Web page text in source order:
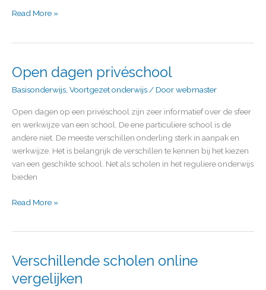
Read More »
Open dagen privéschool
Basisonderwijs Voortgezet onderwijs / Doorwebmaster
Open dagen op een privéschool zijn zeer informatief over de sfeer
en werkwijze van een school. De ene particuliere school is de
andere niet. De meeste verschillen onderling sterk in aanpak en
werkwijze. Het is belangrijk de verschillen te kennen bij het kiezen
van een geschikte school. Net als scholen in het reguliere onderwijs
bieden
Open
dagen
privéschool
Read More »
Verschillende scholen online
vergelijken
Verschillende
online